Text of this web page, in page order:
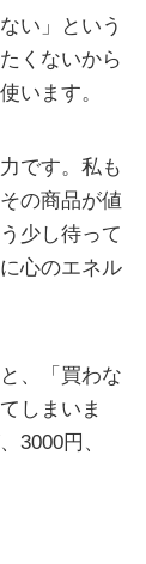
い」という
くないから
います。
です。私も
の商品が値
少し待って
心のエネル
、「買わな
しまいま
3000円、